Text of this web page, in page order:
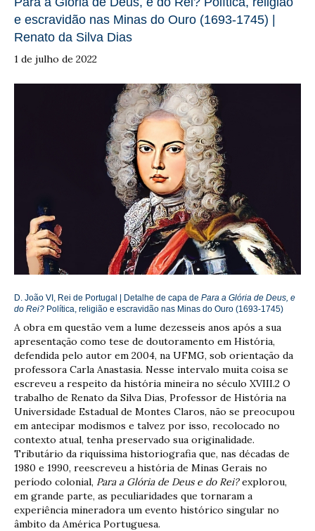
e escravidão nas Minas do Ouro (1693-1745) |
Renato da Silva Dias
1 de julho de 2022
D. João VI, Rei de Portugal | Detalhe de capa de Para a Glória de Deus, e
do Rei? Política, religião e escravidão nas Minas do Ouro (1693-1745)
A obra em questão vem a lume dezesseis anos após a sua
apresentação como tese de doutoramento em História,
defendida pelo autor em 2004, na UFMG, sob orientação da
professora Carla Anastasia. Nesse intervalo muita coisa se
escreveu a respeito da história mineira no século XVIII.2 O
trabalho de Renato da Silva Dias, Professor de História na
Universidade Estadual de Montes Claros, não se preocupou
em antecipar modismos e talvez por isso, recolocado no
contexto atual, tenha preservado sua originalidade.
Tributário da riquíssima historiografia que, nas décadas de
1980 e 1990, reescreveu a história de Minas Gerais no
período colonial, Para a Glória de Deus e do Rei?explorou,
em grande parte, as peculiaridades que tornaram a
experiência mineradora um evento histórico singular no
âmbito da América Portuguesa.